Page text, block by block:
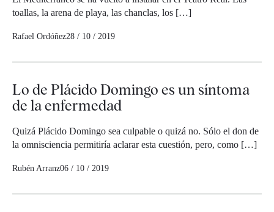
toallas, la arena de playa, las chanclas, los […]
Rafael Ordóñez28 / 10 / 2019
Lo de Plácido Domingo es un síntoma
de la enfermedad
Quizá Plácido Domingo sea culpable o quizá no. Sólo el don de
la omnisciencia permitiría aclarar esta cuestión, pero, como […]
Rubén Arranz06 / 10 / 2019